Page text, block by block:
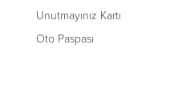
Unutmayınız Kartı
Oto Paspası